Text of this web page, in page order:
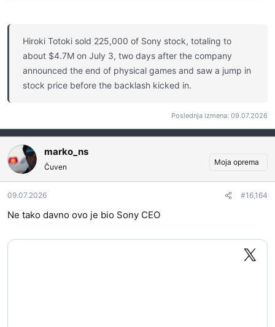
Hiroki Totoki sold 225,000 of Sony stock, totaling to
about $4.7M on July 3, two days after the company
announced the end of physical games and saw a jump in
stock price before the backlash kicked in.
Poslednja izmena: 09.07.2026
marko_ns
Čuven
Moja oprema
09.07.2026 #16,164
Ne tako davno ovo je bio Sony CEO